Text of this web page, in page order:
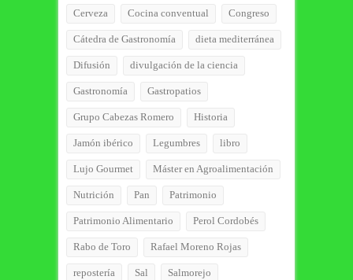
Cerveza Cocina conventual Congreso
Cátedra de Gastronomía dieta mediterránea
Difusión divulgación de la ciencia
Gastronomía Gastropatios
Grupo Cabezas Romero Historia
Jamón ibérico Legumbres libro
Lujo Gourmet Máster en Agroalimentación
Nutrición Pan Patrimonio
Patrimonio Alimentario Perol Cordobés
Rabo de Toro Rafael Moreno Rojas
repostería Sal Salmorejo